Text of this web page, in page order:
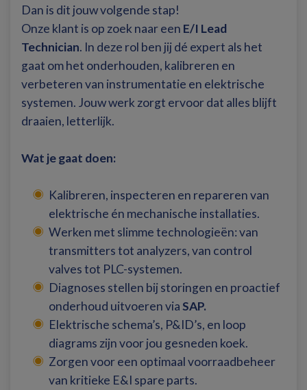
Dan is dit jouw volgende stap!
Onze klant is op zoek naar een E/I Lead
Technician. In deze rol ben jij dé expert als het
gaat om het onderhouden, kalibreren en
verbeteren van instrumentatie en elektrische
systemen. Jouw werk zorgt ervoor dat alles blijft
draaien, letterlijk.
Wat je gaat doen:
Kalibreren, inspecteren en repareren van
elektrische én mechanische installaties.
Werken met slimme technologieën: van
transmitters tot analyzers, van control
valves tot PLC-systemen.
Diagnoses stellen bij storingen en proactief
onderhoud uitvoeren viaSAP.
Elektrische schema’s, P&ID’s, en loop
diagrams zijn voor jou gesneden koek.
Zorgen voor een optimaal voorraadbeheer
van kritieke E&I spare parts.